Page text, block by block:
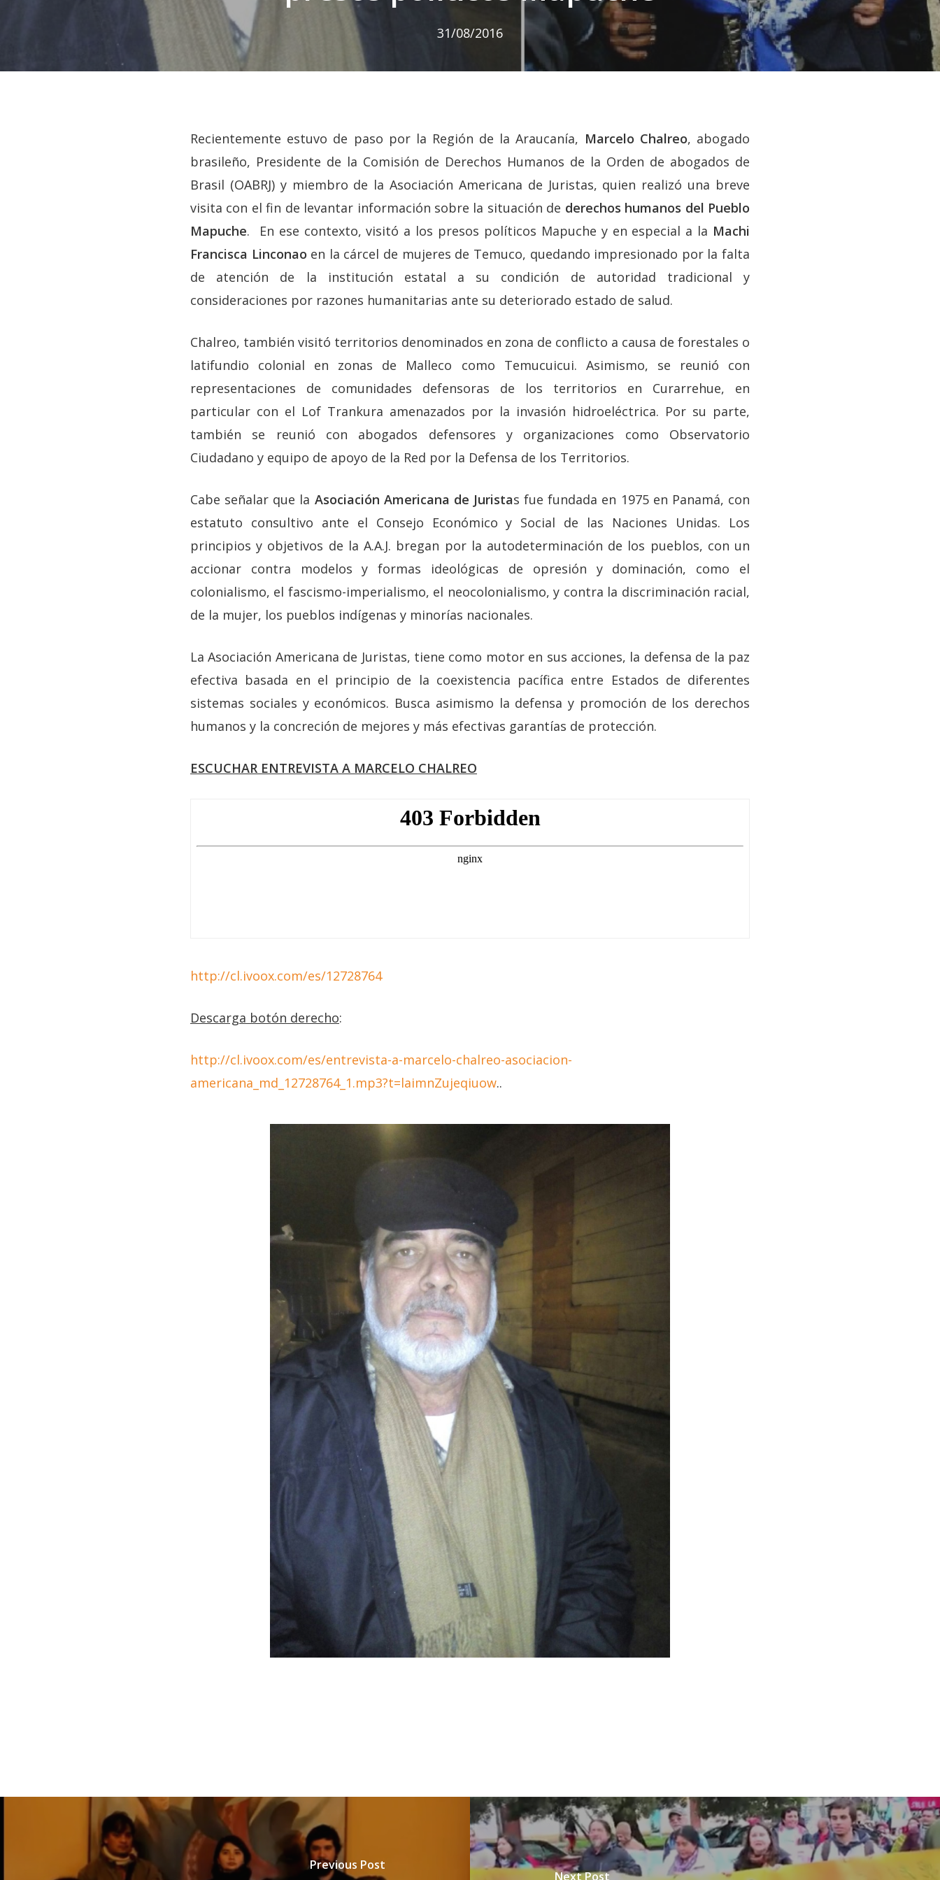
Hit enter to search or ESC to close
31/08/2016
Recientemente estuvo de paso por la Región de la Araucanía, Marcelo Chalreo, abogado
brasileño, Presidente de la Comisión de Derechos Humanos de la Orden de abogados de
Brasil (OABRJ) y miembro de la Asociación Americana de Juristas, quien realizó una breve
visita con el fin de levantar información sobre la situación de derechos humanos del Pueblo
Mapuche. En ese contexto, visitó a los presos políticos Mapuche y en especial a la Machi
Francisca Linconao en la cárcel de mujeres de Temuco, quedando impresionado por la falta
de atención de la institución estatal a su condición de autoridad tradicional y
consideraciones por razones humanitarias ante su deteriorado estado de salud.
Chalreo, también visitó territorios denominados en zona de conflicto a causa de forestales o
latifundio colonial en zonas de Malleco como Temucuicui. Asimismo, se reunió con
representaciones de comunidades defensoras de los territorios en Curarrehue, en
particular con el Lof Trankura amenazados por la invasión hidroeléctrica. Por su parte,
también se reunió con abogados defensores y organizaciones como Observatorio
Ciudadano y equipo de apoyo de la Red por la Defensa de los Territorios.
Cabe señalar que la Asociación Americana de Juristas fue fundada en 1975 en Panamá, con
estatuto consultivo ante el Consejo Económico y Social de las Naciones Unidas. Los
principios y objetivos de la A.A.J. bregan por la autodeterminación de los pueblos, con un
accionar contra modelos y formas ideológicas de opresión y dominación, como el
colonialismo, el fascismo-imperialismo, el neocolonialismo, y contra la discriminación racial,
de la mujer, los pueblos indígenas y minorías nacionales.
La Asociación Americana de Juristas, tiene como motor en sus acciones, la defensa de la paz
efectiva basada en el principio de la coexistencia pacífica entre Estados de diferentes
sistemas sociales y económicos. Busca asimismo la defensa y promoción de los derechos
humanos y la concreción de mejores y más efectivas garantías de protección.
ESCUCHAR ENTREVISTA A MARCELO CHALREO
http://cl.ivoox.com/es/12728764
Descarga botón derecho:
http://cl.ivoox.com/es/entrevista-a-marcelo-chalreo-asociacion-
americana_md_12728764_1.mp3?t=laimnZujeqiuow..
Previous Post
Next Post